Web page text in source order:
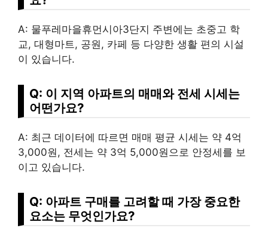
A: 물푸레마을휴먼시아3단지 주변에는 초중고 학
교, 대형마트, 공원, 카페 등 다양한 생활 편의 시설
이 있습니다.
Q: 이 지역 아파트의 매매와 전세 시세는
어떤가요?
A: 최근 데이터에 따르면 매매 평균 시세는 약 4억
3,000원, 전세는 약 3억 5,000원으로 안정세를 보
이고 있습니다.
Q: 아파트 구매를 고려할 때 가장 중요한
요소는 무엇인가요?